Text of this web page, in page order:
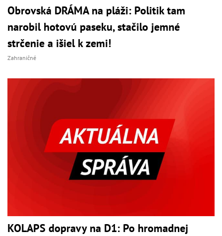
Obrovská DRÁMA na pláži: Politik tam
narobil hotovú paseku, stačilo jemné
strčenie a išiel k zemi!
Zahraničné
KOLAPS dopravy na D1: Po hromadnej